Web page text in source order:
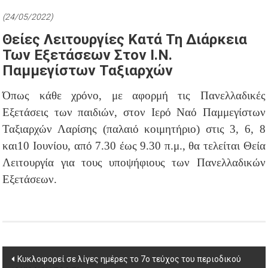
(24/05/2022)
Θείες Λειτουργίες Κατά Τη Διάρκεια
Των Εξετάσεων Στον Ι.Ν.
Παμμεγίστων Ταξιαρχών
Όπως κάθε χρόνο, με αφορμή τις Πανελλαδικές
Εξετάσεις των παιδιών, στον Ιερό Ναό Παμμεγίστων
Ταξιαρχών Λαρίσης (παλαιό κοιμητήριο) στις 3, 6, 8
και10 Ιουνίου, από 7.30 έως 9.30 π.μ., θα τελείται Θεία
Λειτουργία για τους υποψήφιους των Πανελλαδικών
Εξετάσεων.
Post
Κυκλοφορεί σε λίγες ημέρες το 7ο τεύχος του περιοδικού